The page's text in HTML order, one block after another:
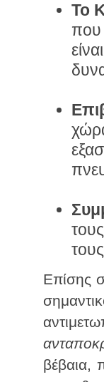
Το
που
Επίσης
βέβαια,